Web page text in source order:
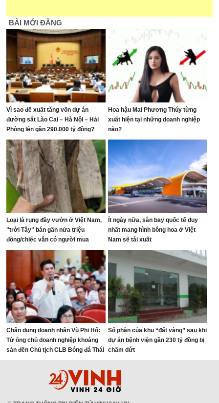
BÀI MỚI ĐĂNG
Vì sao đề xuất tăng vốn dự án
đường sắt Lào Cai – Hà Nội – Hải
Phòng lên gần 290.000 tỷ đồng?
Hoa hậu Mai Phương Thúy từng
xuất hiện tại những doanh nghiệp
nào?
Loại lá rụng đầy vườn ở Việt Nam,
"trời Tây" bán gần nửa triệu
đồng/chiếc vẫn có người mua
Ít ngày nữa, sân bay quốc tế duy
nhất mang hình bông hoa ở Việt
Nam sẽ tái xuất
Chân dung doanh nhân Vũ Phi Hổ:
Từ ông chủ doanh nghiệp khoáng
sản đến Chủ tịch CLB Bóng đá Thái
Nguyên
Số phận của khu “đất vàng” sau khi
dự án bệnh viện gần 230 tỷ đồng bị
chấm dứt